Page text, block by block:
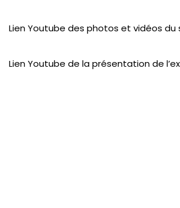
Lien Youtube des photos et vidéos du
Lien Youtube de la présentation de